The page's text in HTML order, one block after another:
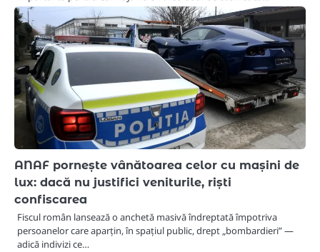
ANAF pornește vânătoarea celor cu mașini de
lux: dacă nu justifici veniturile, riști
confiscarea
Fiscul român lansează o anchetă masivă îndreptată împotriva
persoanelor care aparțin, în spațiul public, drept „bombardieri” —
adică indivizi ce…